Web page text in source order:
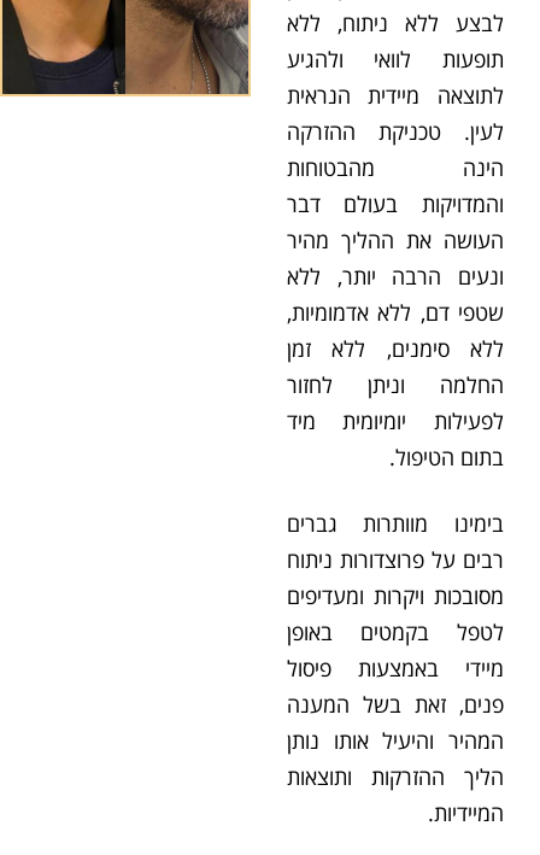
לבצע ללא ניתוח, ללא
תופעות לוואי ולהגיע
לתוצאה מיידית הנראית
לעין. טכניקת ההזרקה
הינה מהבטוחות
והמדויקות בעולם דבר
העושה את ההליך מהיר
ונעים הרבה יותר, ללא
שטפי דם, ללא אדמומיות,
ללא סימנים, ללא זמן
החלמה וניתן לחזור
לפעילות יומיומית מיד
בתום הטיפול.
בימינו מוותרות גברים
רבים על פרוצדורות ניתוח
מסובכות ויקרות ומעדיפים
לטפל בקמטים באופן
מיידי באמצעות פיסול
פנים, זאת בשל המענה
המהיר והיעיל אותו נותן
הליך ההזרקות ותוצאות
המיידיות.